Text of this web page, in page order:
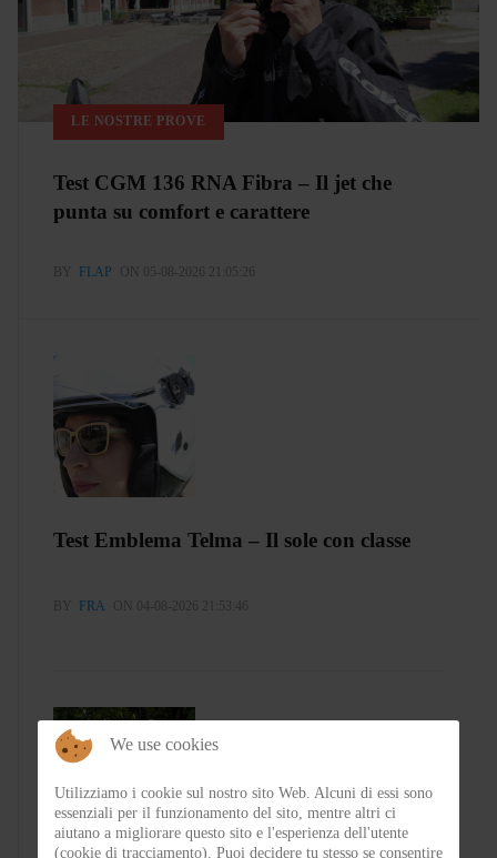
LE NOSTRE PROVE
Test CGM 136 RNA Fibra – Il jet che
punta su comfort e carattere
BY FLAP ON 05-08-2026 21:05:26
Test Emblema Telma – Il sole con classe
BY FRA ON 04-08-2026 21:53:46
We use cookies
Utilizziamo i cookie sul nostro sito Web. Alcuni di essi sono
essenziali per il funzionamento del sito, mentre altri ci
aiutano a migliorare questo sito e l'esperienza dell'utente
(cookie di tracciamento). Puoi decidere tu stesso se consentire